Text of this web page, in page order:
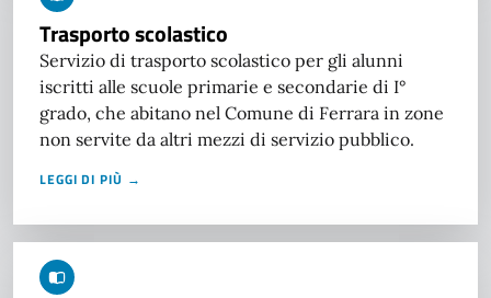
Trasporto scolastico
Servizio di trasporto scolastico per gli alunni
iscritti alle scuole primarie e secondarie di I°
grado, che abitano nel Comune di Ferrara in zone
non servite da altri mezzi di servizio pubblico.
LEGGI DI PIÙ →